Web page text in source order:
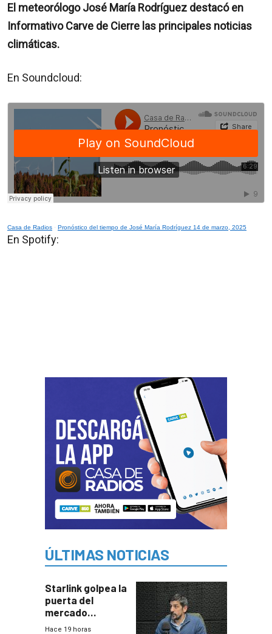
El meteorólogo José María Rodríguez destacó en
Informativo Carve de Cierre las principales noticias
climáticas.
En Soundcloud:
Casa de Radios · Pronóstico del tiempo de José María Rodríguez 14 de marzo, 2025
En Spotify:
ÚLTIMAS NOTICIAS
Starlink golpea la
puerta del
mercado
uruguayo y Antel
Hace 19 horas